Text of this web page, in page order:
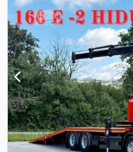
raktérmagasság:1 050 mm,
daru, légkondicionálás, MAN
BALESETMENTES JÓ
FUTÁSTELJESÍTMÉNY: 413 000
Központi zár • Elektromos
Szervokormány Dedezn
mérete: 595 x 230 x 105 cm (H x
TELJES TÖMEG: 11 990 kg
245/70R17,5 FUTÓMŰ: ELSŐ:
KUBA – lengyel, angol, német,
olasz LÁSZLÓ – magyar
exporttal kapcsolatos